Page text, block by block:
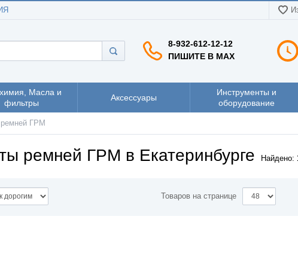
8-932-612-12-12
ПИШИТЕ В MAX
Масла и
фильтры
Аксессуары
Инструменты и
оборудование
ГРМ
ремней ГРМ в Екатеринбурге Найдено:
Товаров на странице